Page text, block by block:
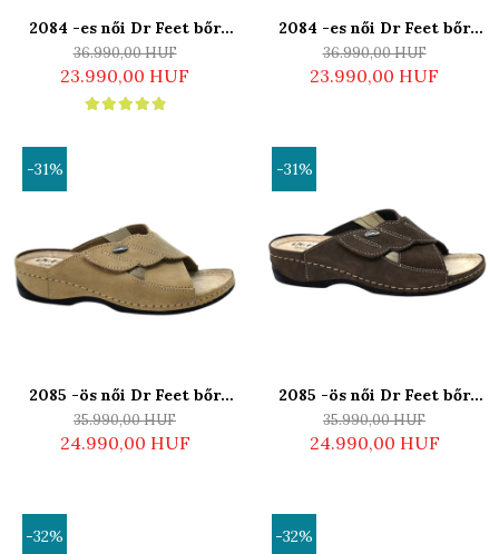
KOLLEKCIÓ
KOLLEKCIÓ
GYEREK SZANDÁL ÉS
STERILIZÁLHATÓ KLUMPA
TÉLI GYAPJÚ PAPUCSOK -
Női És Férfi
BÜTYKÖS LÁBRA VALÓ
PAPUCS
TANUSÍTVÁNNYAL
Rendelkező Termék
2084 -es női Dr Feet bőr
szandál - sötét barna
36.990,00 HUF
23.990,00 HUF
2084 -es női Dr Feet bőr
szandál - világos barna
36.990,00 HUF
23.990,00 HUF
-31%
2085 -ös női Dr Feet bőr
papucs - világos barna
35.990,00 HUF
24.990,00 HUF
-31%
2085 -ös női Dr Feet bőr
papucs - sötét barna
35.990,00 HUF
24.990,00 HUF
-32% -32%